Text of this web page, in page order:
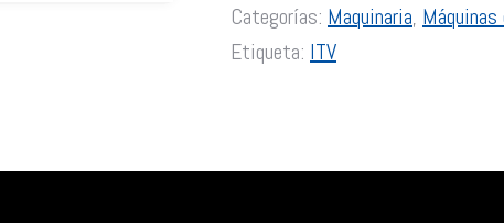
Categorías: Maquinaria, Máquinas
Etiqueta: ITV